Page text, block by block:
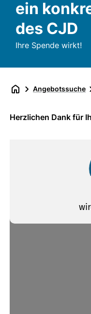
ein
des CJD
Ihre Spende wirkt!
Angebotssuche
Herzlichen Dank für